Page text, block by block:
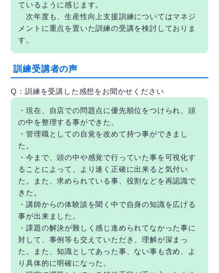
ているように感じます。
次年度も、生産性向上支援訓練についてはマネジ
メントに重点を置いた訓練の受講を検討しておりま
す。
訓練受講者の声
Q：訓練を受講した感想をお聞かせください
・現在、自店での問題点に優先順位をつけられ、頭
の中を整理する事ができた。
・管理職としての自覚を改めて持つ事ができまし
た。
・今まで、頭の中や感覚で行っていた事を可視化す
ることによって、より速く正確に出来ると気付い
た。また、求められている事、役割などを再認識で
きた。
・講師からの体験談を聞く中で自身の知識を広げる
事が出来ました。
・課題の解決が難しく感じ進められてなかった事に
対して、事例等も交えていただき、理解が深まっ
た。また、知識としてあった事、ない事も含め、よ
り具体的に明確になった。